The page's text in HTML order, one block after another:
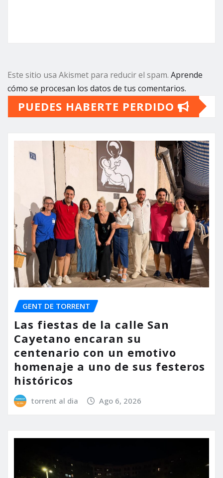
Este sitio usa Akismet para reducir el spam. Aprende
cómo se procesan los datos de tus comentarios.
PUEDES HABERTE PERDIDO
GENT DE TORRENT
Las fiestas de la calle San
Cayetano encaran su
centenario con un emotivo
homenaje a uno de sus festeros
históricos
torrent al dia Ago 6, 2026